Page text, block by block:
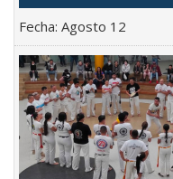
Fecha: Agosto 12